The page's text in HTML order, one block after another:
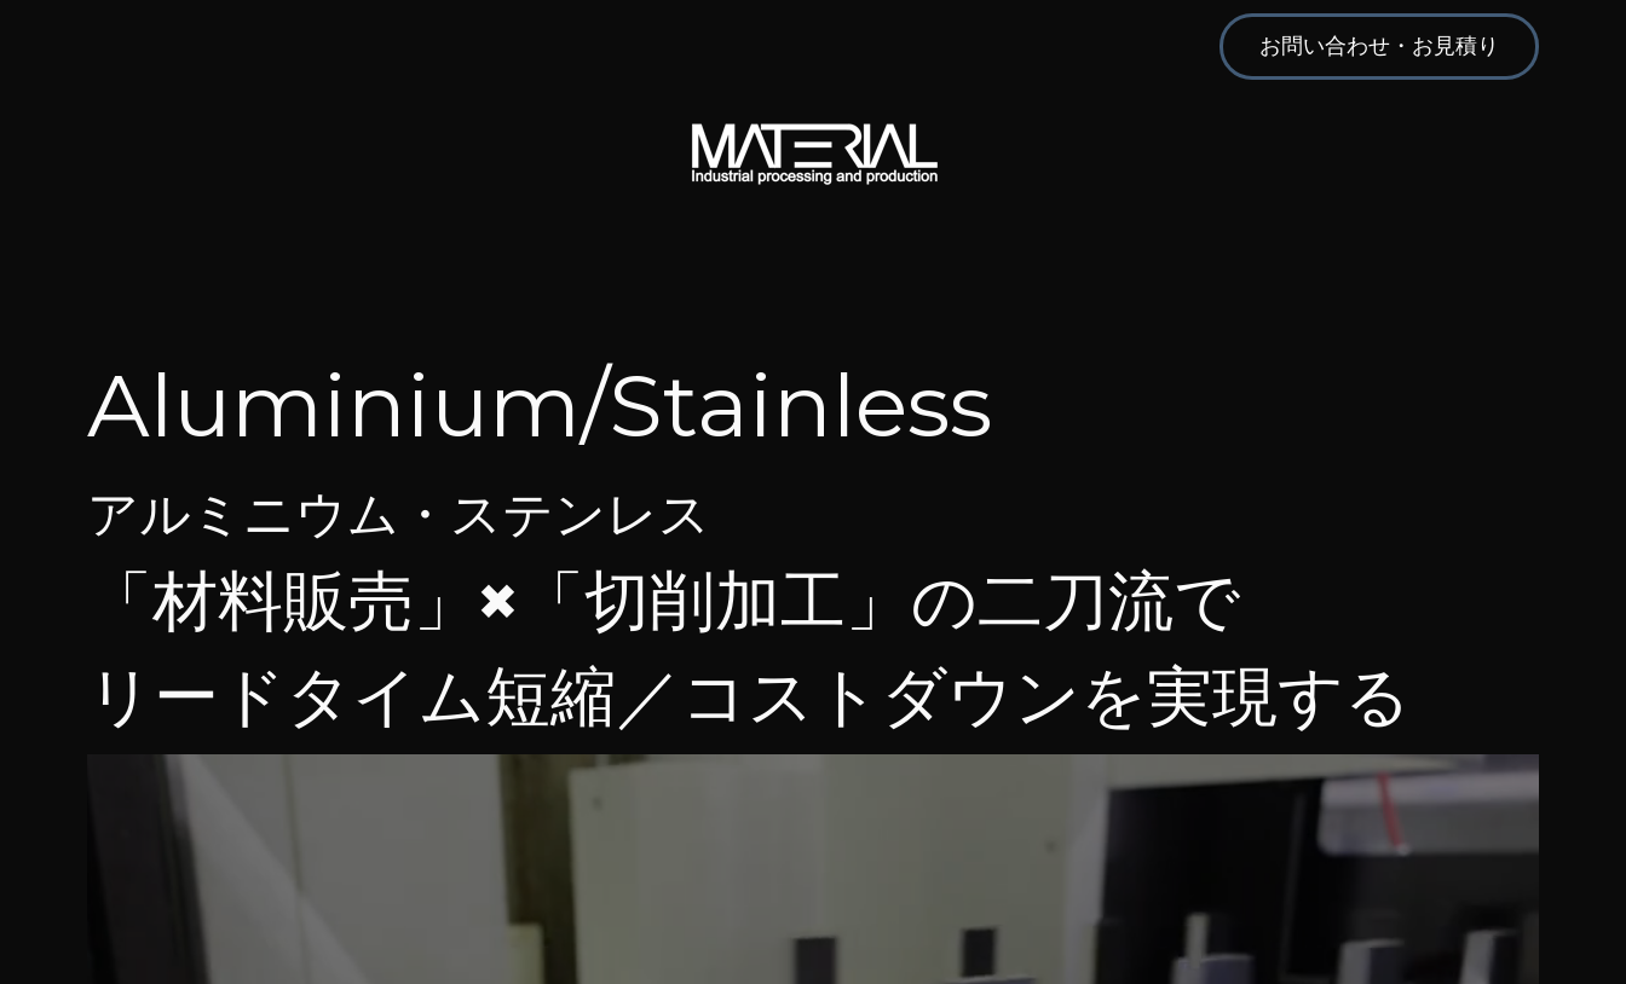
お問い合わせ・お見積り
Aluminium/Stainless
アルミニウム・ステンレス
「材料販売」✖「切削加工」の二刀流で
リードタイム短縮／コストダウンを実現する